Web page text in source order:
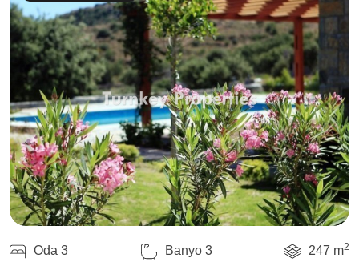
Oda 3 Banyo 3 247 m2